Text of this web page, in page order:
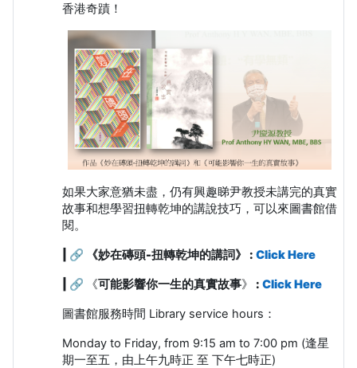
香港奇蹟！
如果大家意猶未盡，仍有興趣睇尹教授未講完的真實
故事和想學習扭轉乾坤的講說技巧，可以來圖書館借
閱。
| 🔗 《妙在磚頭-扭轉乾坤的講詞》 : Click Here
| 🔗 《可能影響你一生的真實故事》 : Click Here
圖書館服務時間 Library service hours ：
Monday to Friday, from 9:15 am to 7:00 pm (逢星
期一至五，由上午九時正 至 下午七時正)